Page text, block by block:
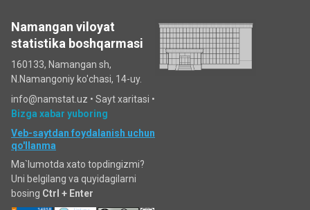
Namangan viloyat
statistika boshqarmasi
160133, Namangan sh,
N.Namangoniy ko'chasi, 14-uy.
info@namstat.uz • Sayt xaritasi •
Bizga xabar yuboring
Veb-saytdan foydalanish uchun
qo'llanma
Ma`lumotda xato topdingizmi?
Uni belgilang va quyidagilarni
bosing Ctrl + Enter